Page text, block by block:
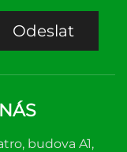
Odeslat
budova A1,